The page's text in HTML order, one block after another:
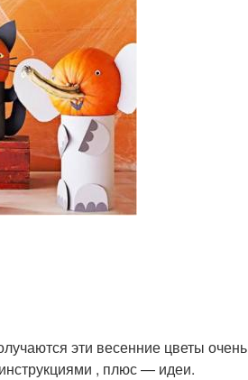
эти весенние цветы очень
, плюс — идеи.